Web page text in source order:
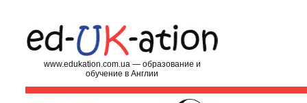
www.edukation.com.ua — образование и
обучение в Англии